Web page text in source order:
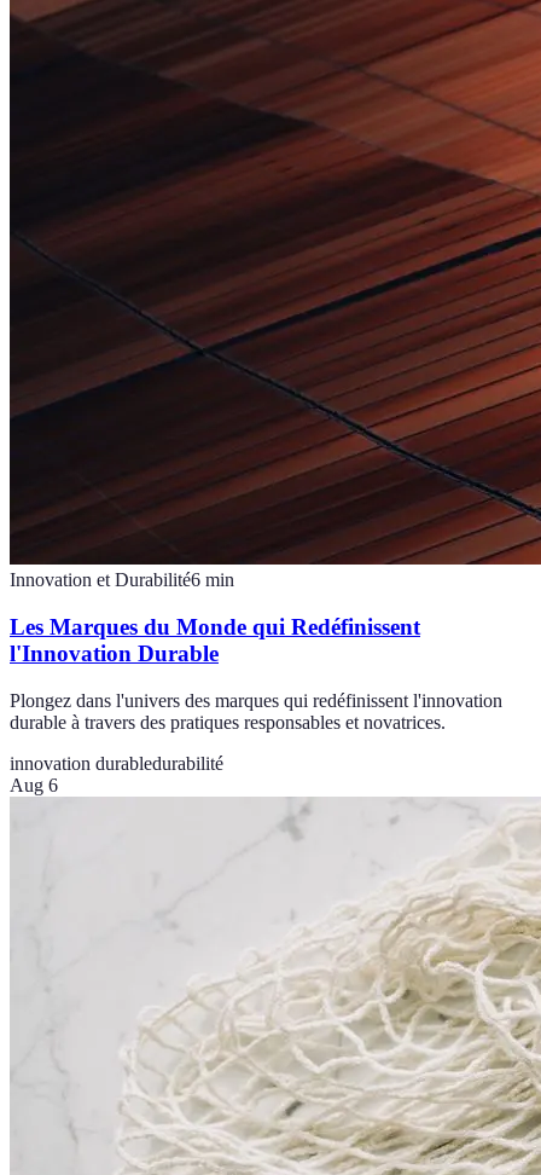
Innovation et Durabilité6 min
Les Marques du Monde qui Redéfinissent
l'Innovation Durable
Plongez dans l'univers des marques qui redéfinissent l'innovation
durable à travers des pratiques responsables et novatrices.
innovation durabledurabilité
Aug 6